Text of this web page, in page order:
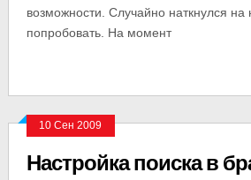
возможности. Случайно наткнулся
попробовать. На момент
10 Сен 2009
Настройка поиска в